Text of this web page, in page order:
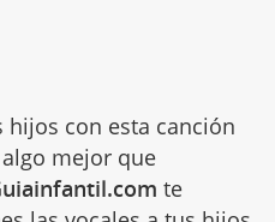
hijos con esta canción
mejor que
te